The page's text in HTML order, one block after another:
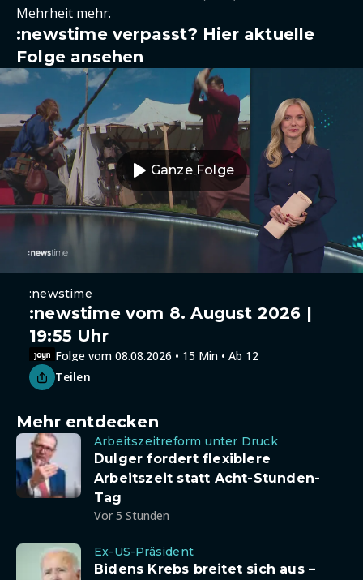
Mehrheit mehr.
:newstime verpasst? Hier aktuelle
Folge ansehen
Ganze Folge
:newstime
:newstime vom 8. August 2026 |
19:55 Uhr
Folge vom 08.08.2026 • 15 Min • Ab 12
Teilen
Mehr entdecken
Arbeitszeitreform unter Druck
Dulger fordert flexiblere
Arbeitszeit statt Acht-Stunden-
Tag
Vor 5 Stunden
Ex-US-Präsident
Bidens Krebs breitet sich aus –